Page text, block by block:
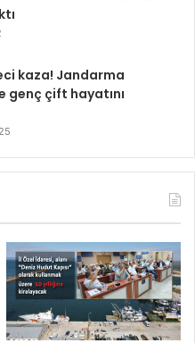
kaza! Jandarma
genç çift hayatını